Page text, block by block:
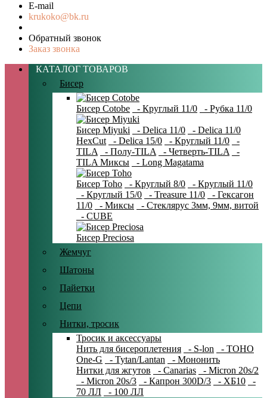
E-mail
krukoko@bk.ru
Обратный звонок
Заказ звонка
КАТАЛОГ ТОВАРОВ
Бисер
Бисер Cotobe - Круглый 11/0 - Рубка 11/0
Бисер Miyuki - Delica 11/0
- Delica 11/0
HexCut
- Delica 15/0 - Круглый 11/0
-
TILA
- Полу-TILA - Четверть-TILA
-
TILA Миксы
- Long Magatama
Бисер Toho - Круглый 8/0
- Круглый 11/0
- Круглый 15/0
- Treasure 11/0
- Гексагон
11/0
- Миксы
- Стеклярус 3мм, 9мм, витой
- CUBE
Бисер Preciosa
Жемчуг
Шатоны
Пайетки
Цепи
Нитки, тросик
Тросик и аксессуары
Нить для бисероплетения
- S-lon
- TOHO
One-G
- Tytan/Lantan
- Мононить
Нитки для жгутов
- Canarias
- Micron 20s/2
- Micron 20s/3
- Капрон 300D/3 - ХБ10
-
70 ЛЛ
- 100 ЛЛ